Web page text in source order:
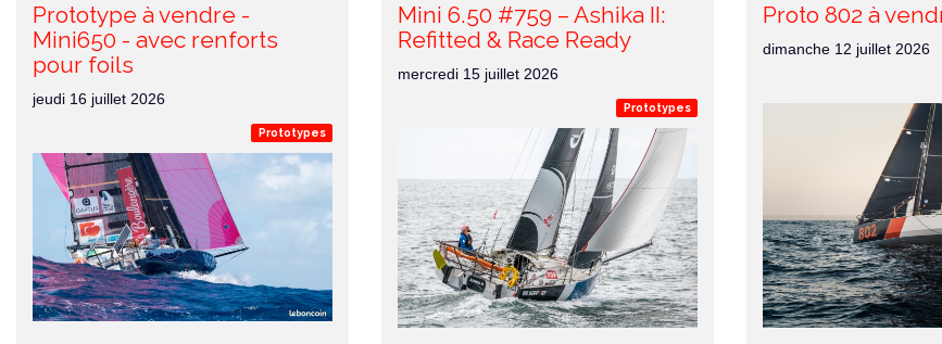
Prototype à vendre -
Mini650 - avec renforts
pour foils
jeudi 16 juillet 2026
Prototypes
Mini 6.50 #759 – Ashika II:
Refitted & Race Ready
mercredi 15 juillet 2026
Prototypes
Proto 802 à
dimanche 12 juillet 2026